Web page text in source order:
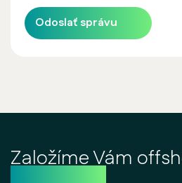
Odoslať správu
Založíme Vám